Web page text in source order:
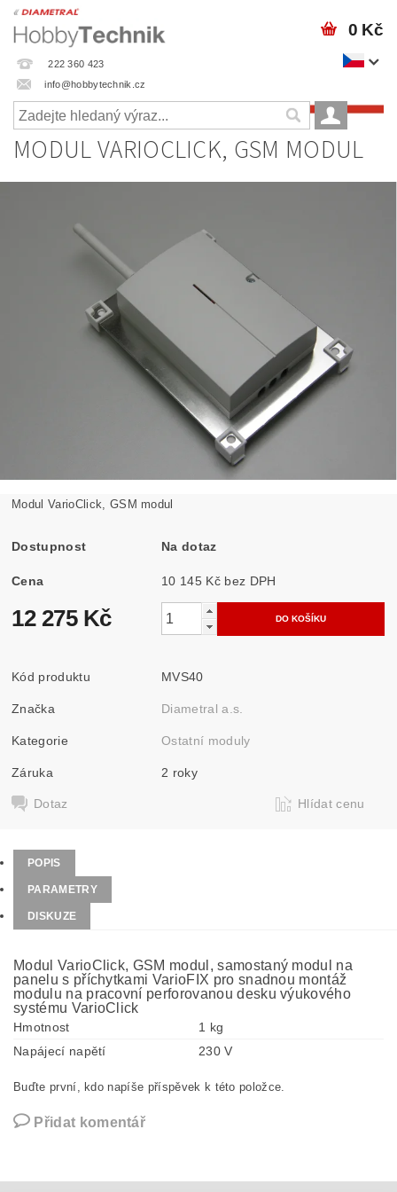
222 360 423
info@hobbytechnik.cz
0 Kč
MODUL VARIOCLICK, GSM MODUL
Modul VarioClick, GSM modul
Dostupnost Na dotaz
Cena 10 145 Kč bez DPH
12 275 Kč
Kód produktu MVS40
Značka Diametral a.s.
Kategorie Ostatní moduly
Záruka 2 roky
Dotaz Hlídat cenu
POPIS
PARAMETRY
DISKUZE
Modul VarioClick, GSM modul, samostaný modul na
panelu s příchytkami VarioFIX pro snadnou montáž
modulu na pracovní perforovanou desku výukového
systému VarioClick
Hmotnost
1 kg
Napájecí napětí
230 V
Buďte první, kdo napíše příspěvek k této položce.
Přidat komentář